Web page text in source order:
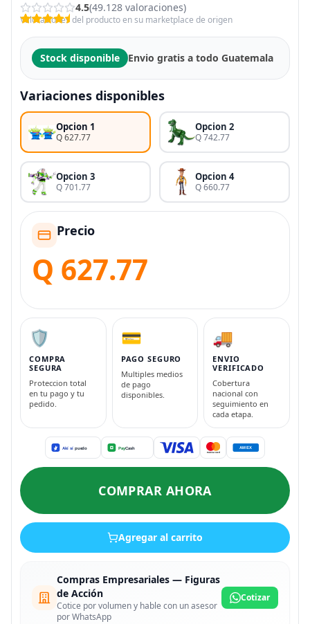
4.5(49.128 valoraciones)
Valoraciones del producto en su marketplace de origen
Stock disponible Envio gratis a todo Guatemala
Variaciones disponibles
Opcion 1
Q 627.77
Opcion 2
Q 742.77
Opcion 3
Q 701.77
Opcion 4
Q 660.77
Precio
Q 627.77
🛡️
COMPRA
SEGURA
Proteccion total
en tu pago y tu
pedido.
💳
PAGO SEGURO
Multiples medios
de pago
disponibles.
🚚
ENVIO
VERIFICADO
Cobertura
nacional con
seguimiento en
cada etapa.
COMPRAR AHORA
Agregar al carrito
Compras Empresariales — Figuras
de Acción
Cotice por volumen y hable con un asesor
por WhatsApp
Cotizar